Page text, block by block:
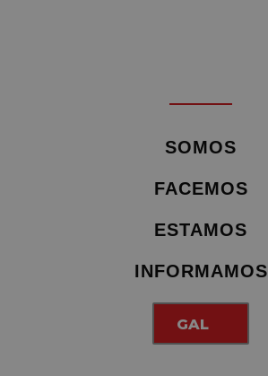
SOMOS
FACEMOS
ESTAMOS
INFORMAMOS
GAL